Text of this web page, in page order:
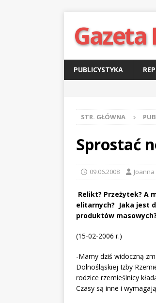
Gazeta
PUBLICYSTYKA
STR. GŁÓWNA
Sprostać
09.06.2008
Relikt? Przeżytek? A
elitarnych? Jaka jest
produktów masowych?
(15-02-2006 r.)
-Mamy dziś widoczną
Dolnośląskiej Izby
rodzice rzemieślnicy
Czasy są inne i